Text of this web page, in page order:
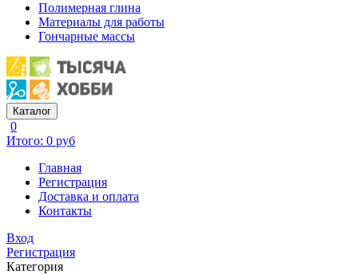
Полимерная глина
Материалы для работы
Гончарные массы
Каталог
0
Итого: 0 руб
Главная
Регистрация
Доставка и оплата
Контакты
Вход
Регистрация
Категория